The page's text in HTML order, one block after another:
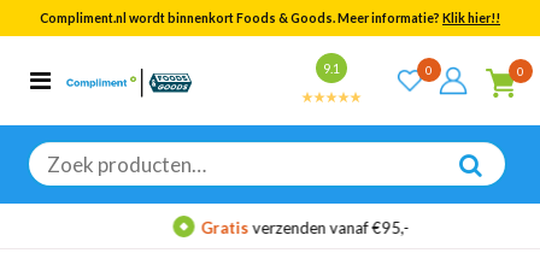
Compliment.nl wordt binnenkort Foods & Goods. Meer informatie? Klik hier!!
9.1 0 0
Zoeken
naar:
Categorieën
Bekijk alle resultaten
Gratisverzenden vanaf €95,-